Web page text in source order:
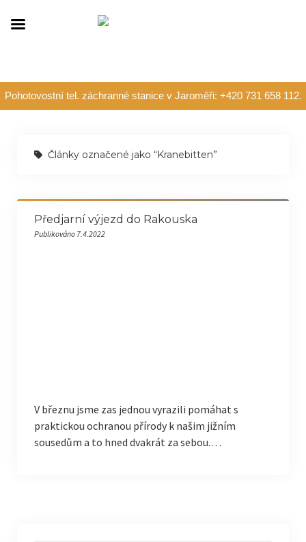
Pohotovostní tel. záchranné stanice v Jaroměři: +420 731 658 112.
Články označené jako “Kranebitten”
Předjarní výjezd do Rakouska
Publikováno 7.4.2022
V březnu jsme zas jednou vyrazili pomáhat s
praktickou ochranou přírody k našim jižním
sousedům a to hned dvakrát za sebou.…